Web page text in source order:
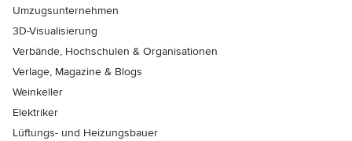
Umzugsunternehmen
3D-Visualisierung
Verbände, Hochschulen & Organisationen
Verlage, Magazine & Blogs
Weinkeller
Elektriker
Lüftungs- und Heizungsbauer